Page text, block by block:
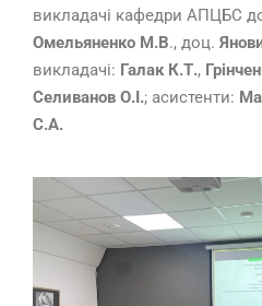
викладачі кафедри АПЦБС
Омельяненко М.В., доц.
викладачі: Галак К.Т.,
Селиванов О.І.; асистенти:
С.А.